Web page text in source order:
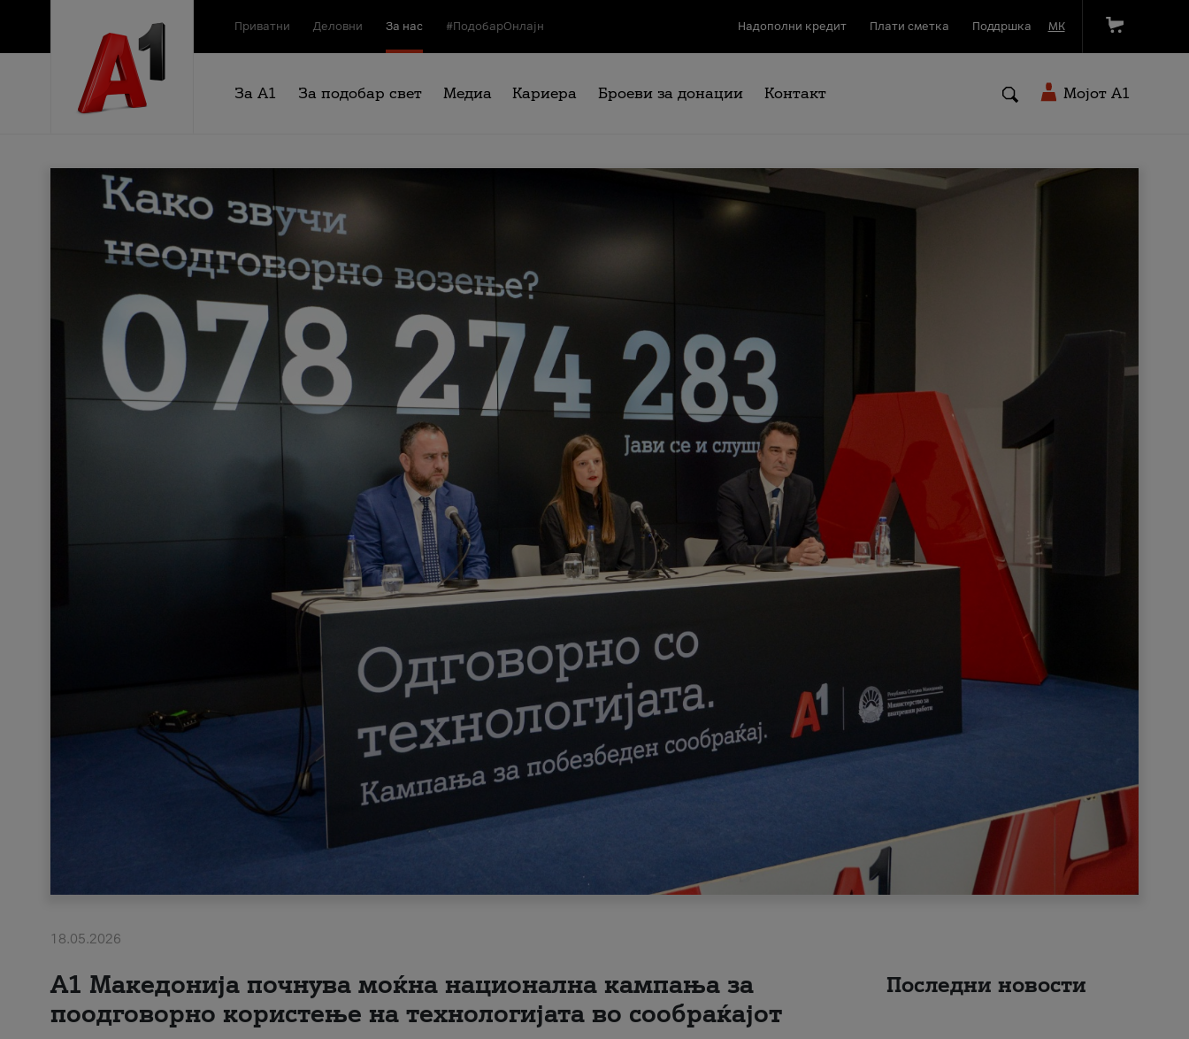
Приватни Деловни За нас #ПодобарОнлајн Надополни кредит Плати сметка Поддршка МК
За А1 За подобар свет Медиа Кариера Броеви за донации Контакт Мојот A1
18.05.2026
A1 Македонија почнува моќна национална кампања за
поодговорно користење на технологијата во сообраќајот
Последни новости